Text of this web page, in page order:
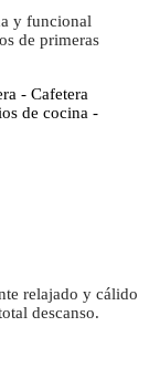
y funcional
de primeras
- Cafetera
de cocina -
relajado y cálido
descanso.